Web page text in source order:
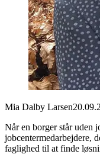
Mia Dalby Larsen
Når en borger står uden
jobcentermedarbejdere,
faglighed til at finde